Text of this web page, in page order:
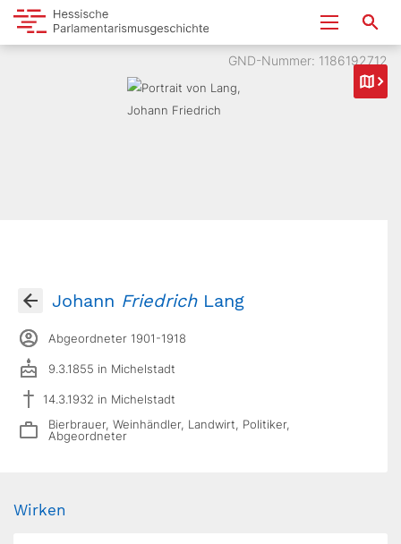
GND-Nummer: 1186192712
Johann FriedrichLang
Abgeordneter 1901-1918
9.3.1855 in Michelstadt
14.3.1932 in Michelstadt
Bierbrauer, Weinhändler, Landwirt, Politiker,
Abgeordneter
Wirken